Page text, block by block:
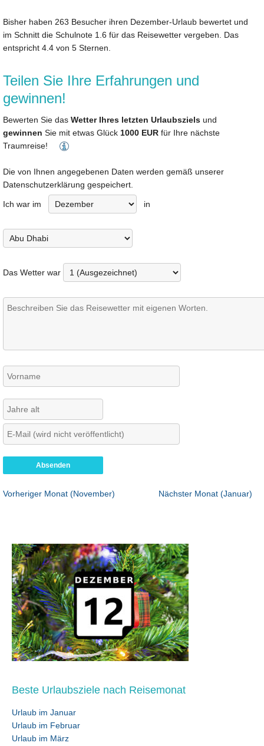
Bisher haben 263 Besucher ihren Dezember-Urlaub bewertet und
im Schnitt die Schulnote 1.6 für das Reisewetter vergeben. Das
entspricht 4.4 von 5 Sternen.
Teilen Sie Ihre Erfahrungen und
gewinnen!
Bewerten Sie das Wetter Ihres letzten Urlaubsziels und
gewinnen Sie mit etwas Glück 1000 EUR für Ihre nächste
Traumreise!
Die von Ihnen angegebenen Daten werden gemäß unserer
Datenschutzerklärung gespeichert.
Ich war im in
Das Wetter war
Vorheriger Monat (November) Nächster Monat (Januar)
Beste Urlaubsziele nach Reisemonat
Urlaub im Januar
Urlaub im Februar
Urlaub im März